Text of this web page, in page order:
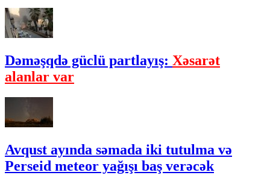
Dəməşqdə güclü partlayış: Xəsarət
alanlar var
Avqust ayında səmada iki tutulma və
Perseid meteor yağışı baş verəcək